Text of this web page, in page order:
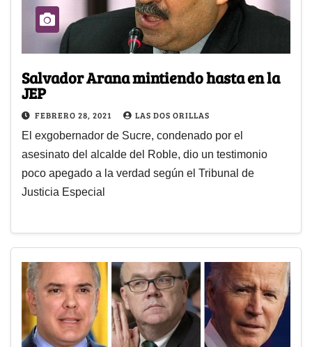
Salvador Arana mintiendo hasta en la
JEP
FEBRERO 28, 2021 LAS DOS ORILLAS
El exgobernador de Sucre, condenado por el
asesinato del alcalde del Roble, dio un testimonio
poco apegado a la verdad según el Tribunal de
Justicia Especial